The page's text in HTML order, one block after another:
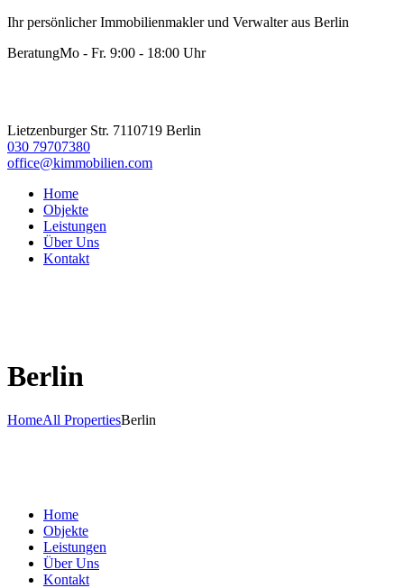
Ihr persönlicher Immobilienmakler und Verwalter aus Berlin
BeratungMo - Fr. 9:00 - 18:00 Uhr
Lietzenburger Str. 7110719 Berlin
030 79707380
office@kimmobilien.com
Home
Objekte
Leistungen
Über Uns
Kontakt
Berlin
HomeAll PropertiesBerlin
Home
Objekte
Leistungen
Über Uns
Kontakt